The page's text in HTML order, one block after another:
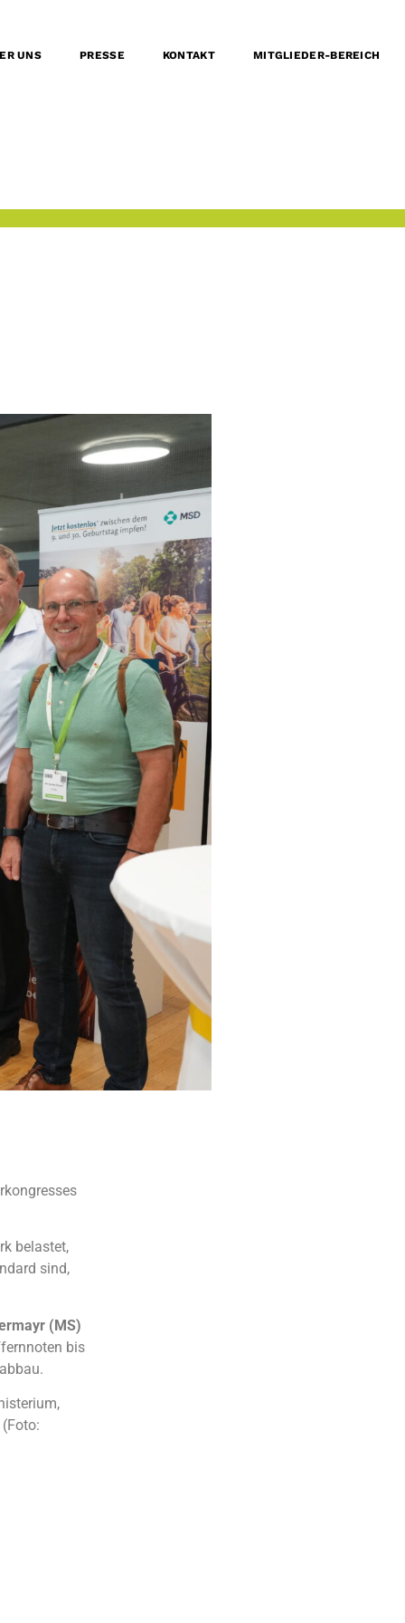
UNS PRESSE KONTAKT MITGLIEDER-BEREICH
belastet,
sind,
(MS)
bis